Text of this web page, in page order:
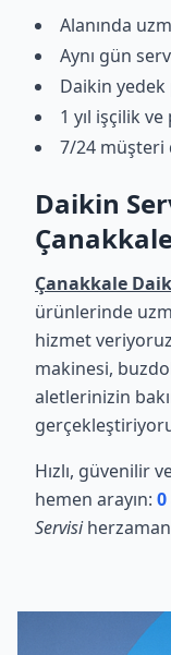
Alanında
Aynı gün
Daikin yedek
1 yıl işçilik
7/24 müşteri
Daikin
Çanakkale
ürünlerinde
hizmet
makinesi,
aletlerinizin
Hızlı, güvenilir
hemen arayın: 0
Servisiherzaman